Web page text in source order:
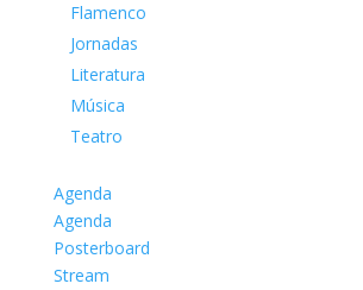
Flamenco
Jornadas
Literatura
Música
Teatro
Agenda
Agenda
Posterboard
Stream